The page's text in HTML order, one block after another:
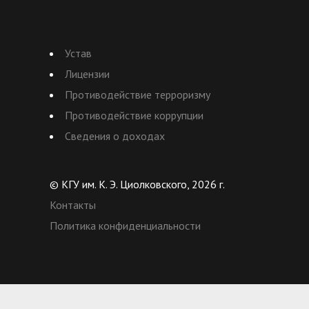
Устав
Лицензии
Противодействие терроризму
Противодействие коррупции
Сведения о доходах
© КГУ им. К. Э. Циолковского, 2026 г.
Контакты
Политика конфиденциальности